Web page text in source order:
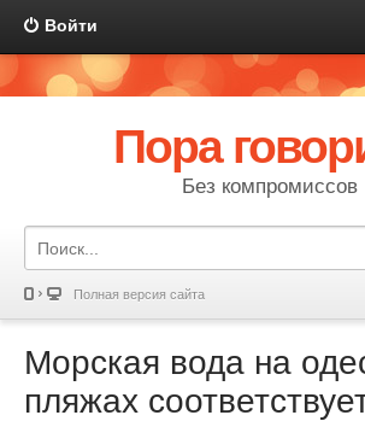
Войти
Пора
Без компромиссов
Полная версия сайта
Морская вода на
пляжах